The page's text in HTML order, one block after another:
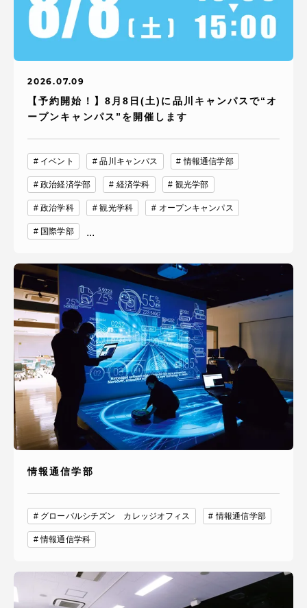
2026.07.09
【予約開始！】8月8日(土)に品川キャンパスで“オ
ープンキャンパス”を開催します
イベント 品川キャンパス 情報通信学部
政治経済学部 経済学科 観光学部
政治学科 観光学科 オープンキャンパス
国際学部 ...
情報通信学部
グローバルシチズン カレッジオフィス 情報通信学部
情報通信学科